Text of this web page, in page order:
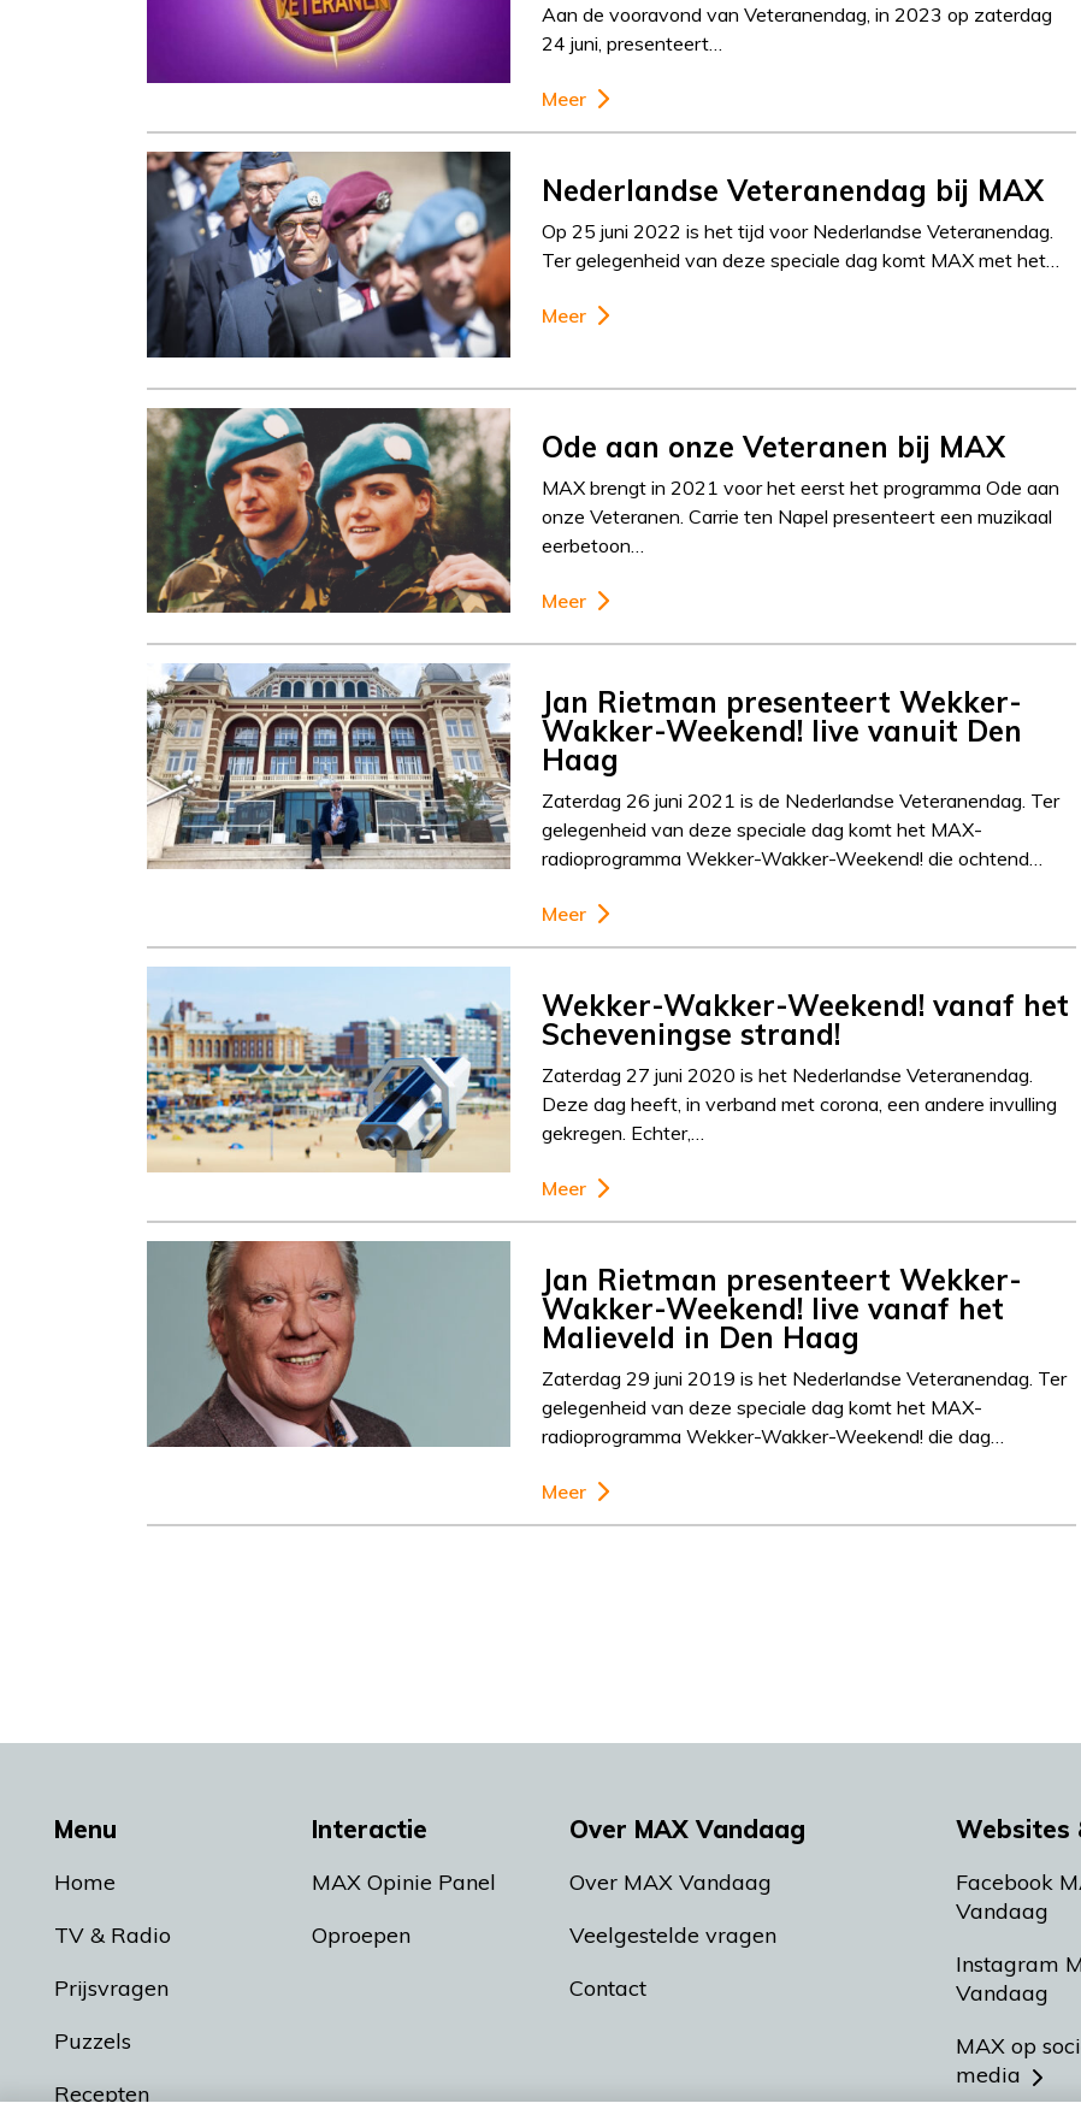
Aan de vooravond van Veteranendag, in 2023 op zaterdag
24 juni, presenteert…
Meer
Nederlandse Veteranendag bij MAX
Op 25 juni 2022 is het tijd voor Nederlandse Veteranendag.
Ter gelegenheid van deze speciale dag komt MAX met het…
Meer
Ode aan onze Veteranen bij MAX
MAX brengt in 2021 voor het eerst het programma Ode aan
onze Veteranen. Carrie ten Napel presenteert een muzikaal
eerbetoon…
Meer
Jan Rietman presenteert Wekker-
Wakker-Weekend! live vanuit Den
Haag
Zaterdag 26 juni 2021 is de Nederlandse Veteranendag. Ter
gelegenheid van deze speciale dag komt het MAX-
radioprogramma Wekker-Wakker-Weekend! die ochtend…
Meer
Wekker-Wakker-Weekend! vanaf het
Scheveningse strand!
Zaterdag 27 juni 2020 is het Nederlandse Veteranendag.
Deze dag heeft, in verband met corona, een andere invulling
gekregen. Echter,…
Meer
Jan Rietman presenteert Wekker-
Wakker-Weekend! live vanaf het
Malieveld in Den Haag
Zaterdag 29 juni 2019 is het Nederlandse Veteranendag. Ter
gelegenheid van deze speciale dag komt het MAX-
radioprogramma Wekker-Wakker-Weekend! die dag…
Meer
Menu
Home
TV & Radio
Prijsvragen
Puzzels
Recepten
Interactie
MAX Opinie Panel
Oproepen
Over MAX Vandaag
Over MAX Vandaag
Veelgestelde vragen
Contact
Websites
Facebook
Vandaag
Instagram
Vandaag
MAX op
media